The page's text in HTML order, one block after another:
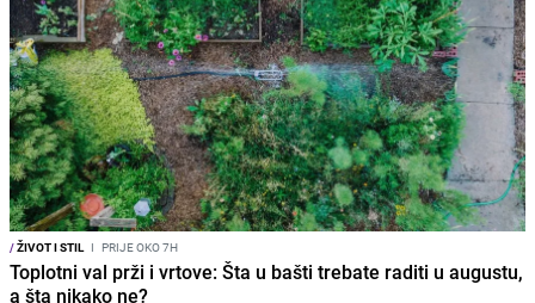
/ŽIVOT I STIL I PRIJE OKO 7H
Toplotni val prži i vrtove: Šta u bašti trebate raditi u augustu,
a šta nikako ne?